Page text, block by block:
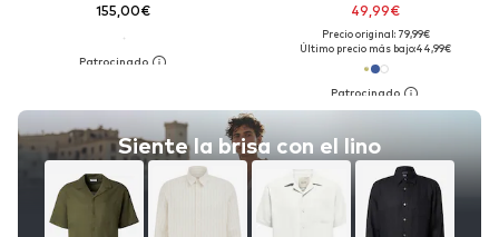
155,00€
Siente la brisa con el lino
49,99€
Precio original: 79,99€
Último precio más bajo:44,99€